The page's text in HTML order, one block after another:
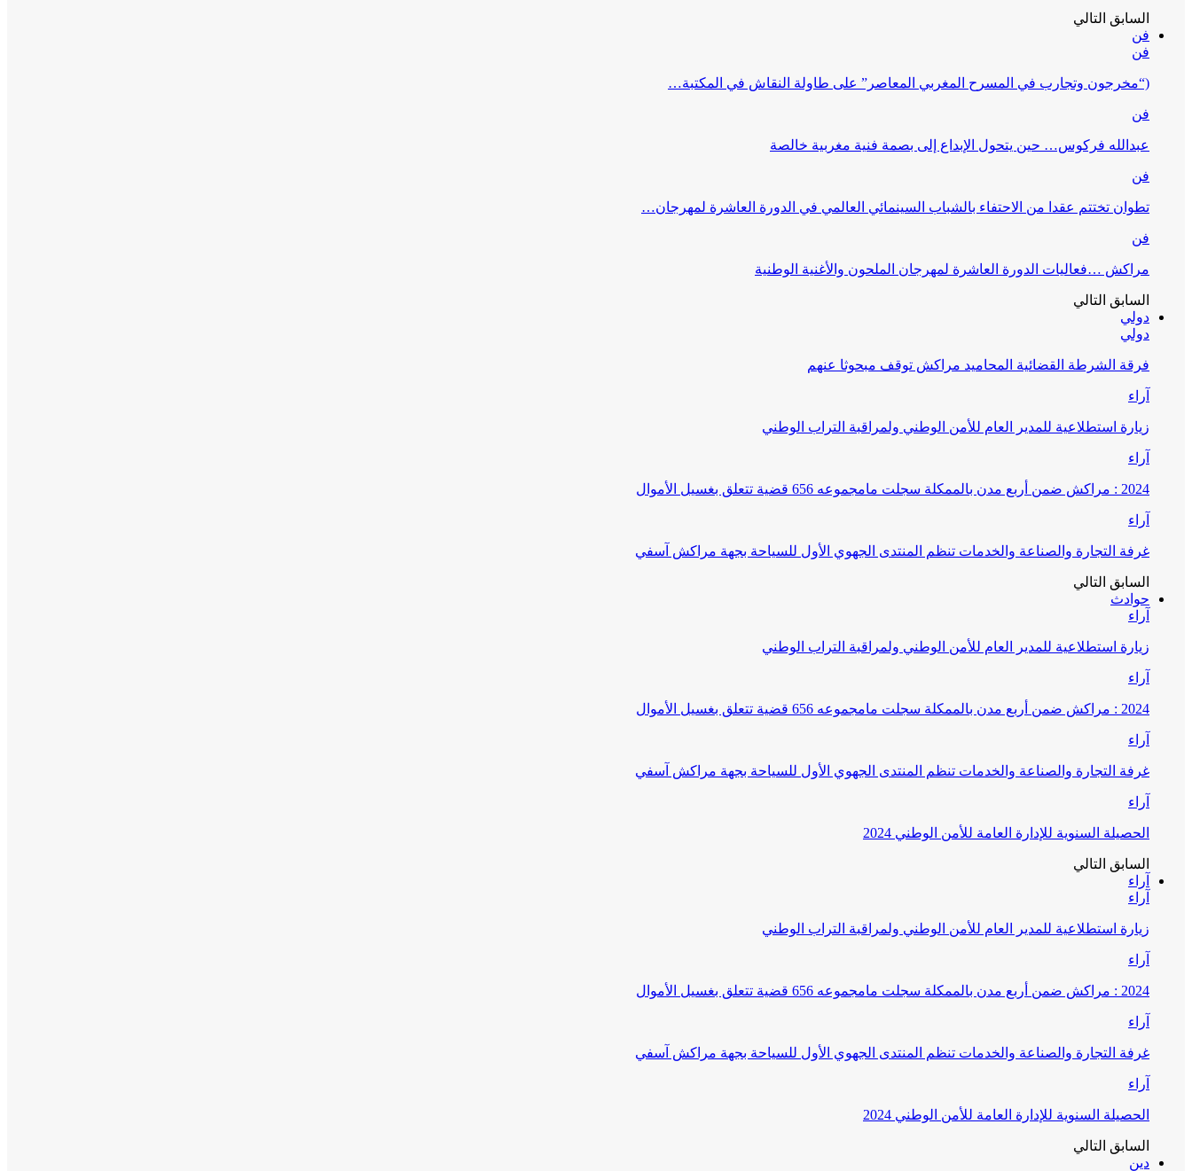
السابق التالي
فن
فن
(“مخرجون وتجارب في المسرح المغربي المعاصر” على طاولة النقاش في المكتبة…
فن
عبدالله فركوس… حين يتحول الإبداع إلى بصمة فنية مغربية خالصة
فن
تطوان تختتم عقدا من الاحتفاء بالشباب السينمائي العالمي في الدورة العاشرة لمهرجان…
فن
مراكش …فعاليات الدورة العاشرة لمهرجان الملحون والأغنية الوطنية
السابق التالي
دولي
دولي
فرقة الشرطة القضائية المحاميد مراكش توقف مبحوثا عنهم
آراء
زيارة استطلاعية للمدير العام للأمن الوطني ولمراقبة التراب الوطني
آراء
2024 : مراكش ضمن أربع مدن بالممكلة سجلت مامجموعه 656 قضية تتعلق بغسيل الأموال
آراء
غرفة التجارة والصناعة والخدمات تنظم المنتدى الجهوي الأول للسياحة بجهة مراكش آسفي
السابق التالي
حوادث
آراء
زيارة استطلاعية للمدير العام للأمن الوطني ولمراقبة التراب الوطني
آراء
2024 : مراكش ضمن أربع مدن بالممكلة سجلت مامجموعه 656 قضية تتعلق بغسيل الأموال
آراء
غرفة التجارة والصناعة والخدمات تنظم المنتدى الجهوي الأول للسياحة بجهة مراكش آسفي
آراء
الحصيلة السنوية للإدارة العامة للأمن الوطني 2024
السابق التالي
آراء
آراء
زيارة استطلاعية للمدير العام للأمن الوطني ولمراقبة التراب الوطني
آراء
2024 : مراكش ضمن أربع مدن بالممكلة سجلت مامجموعه 656 قضية تتعلق بغسيل الأموال
آراء
غرفة التجارة والصناعة والخدمات تنظم المنتدى الجهوي الأول للسياحة بجهة مراكش آسفي
آراء
الحصيلة السنوية للإدارة العامة للأمن الوطني 2024
السابق التالي
دين